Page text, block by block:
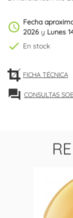
schedule Fecha
2026 y Lunes
check En stock
FICHA TÉCNICA
forum CONSULTAS